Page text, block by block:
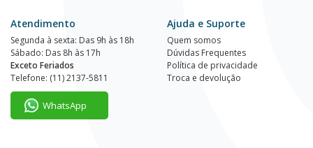
Atendimento
Segunda à sexta: Das 9h às 18h
Sábado: Das 8h às 17h
Exceto Feriados
Telefone: (11) 2137-5811
WhatsApp
Ajuda e Suporte
Quem somos
Dúvidas Frequentes
Política de privacidade
Troca e devolução